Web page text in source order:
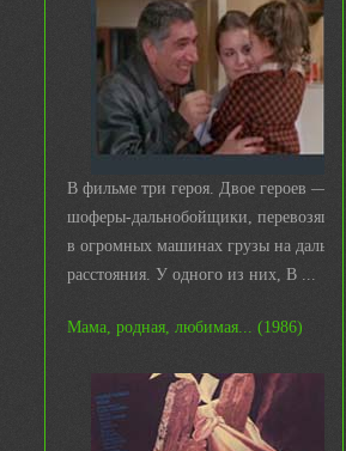
В фильме три героя. Двое героев —
шоферы-дальнобойщики, перевозящие
в огромных машинах грузы на дальние
расстояния. У одного из них, В ...
Мама, родная, любимая... (1986)